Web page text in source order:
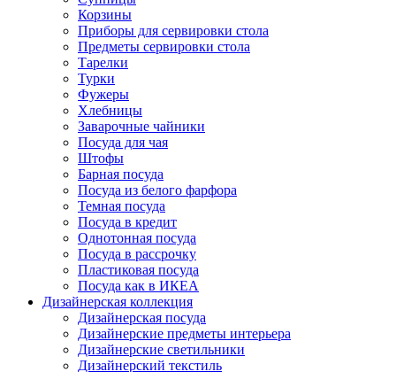
Корзины
Приборы для сервировки стола
Предметы сервировки стола
Тарелки
Турки
Фужеры
Хлебницы
Заварочные чайники
Посуда для чая
Штофы
Барная посуда
Посуда из белого фарфора
Темная посуда
Посуда в кредит
Однотонная посуда
Посуда в рассрочку
Пластиковая посуда
Посуда как в ИКЕА
Дизайнерская коллекция
Дизайнерская посуда
Дизайнерские предметы интерьера
Дизайнерские светильники
Дизайнерский текстиль